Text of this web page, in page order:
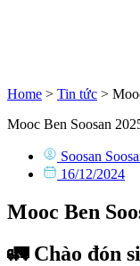
Home > Tin tức >
Mooc Ben Soosan
Soosan
16/12/2024
Mooc Ben
🚛 Chào đón